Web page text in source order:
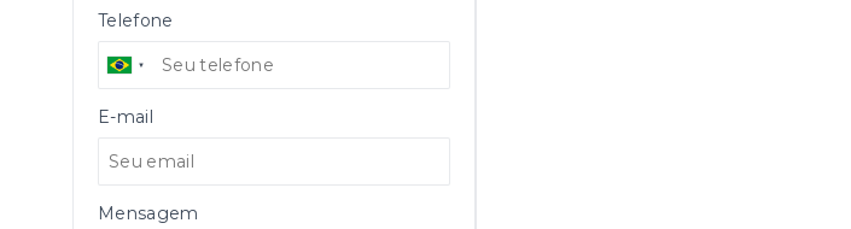
Telefone
E-mail
Mensagem